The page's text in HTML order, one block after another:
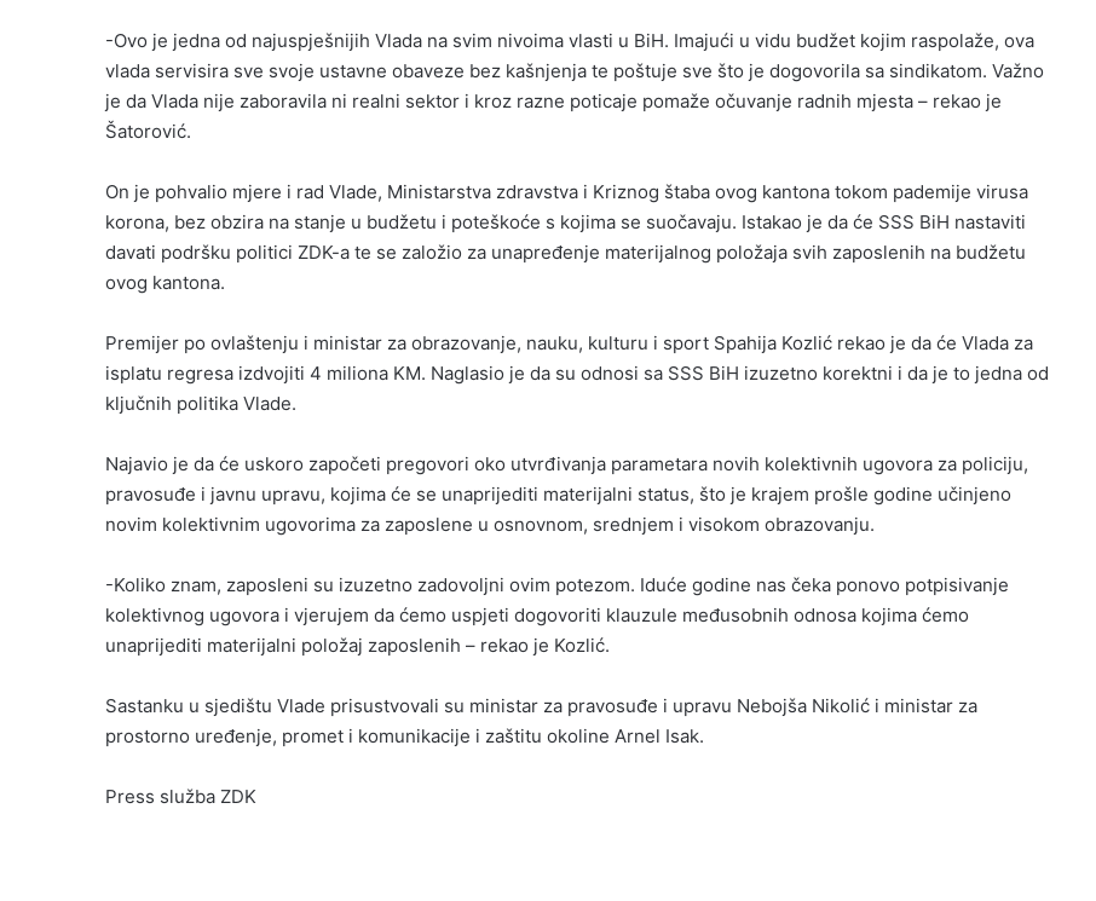
-Ovo je jedna od najuspješnijih Vlada na svim nivoima vlasti u BiH. Imajući u vidu budžet kojim raspolaže, ova
vlada servisira sve svoje ustavne obaveze bez kašnjenja te poštuje sve što je dogovorila sa sindikatom. Važno
je da Vlada nije zaboravila ni realni sektor i kroz razne poticaje pomaže očuvanje radnih mjesta – rekao je
Šatorović.
On je pohvalio mjere i rad Vlade, Ministarstva zdravstva i Kriznog štaba ovog kantona tokom pademije virusa
korona, bez obzira na stanje u budžetu i poteškoće s kojima se suočavaju. Istakao je da će SSS BiH nastaviti
davati podršku politici ZDK-a te se založio za unapređenje materijalnog položaja svih zaposlenih na budžetu
ovog kantona.
Premijer po ovlaštenju i ministar za obrazovanje, nauku, kulturu i sport Spahija Kozlić rekao je da će Vlada za
isplatu regresa izdvojiti 4 miliona KM. Naglasio je da su odnosi sa SSS BiH izuzetno korektni i da je to jedna od
ključnih politika Vlade.
Najavio je da će uskoro započeti pregovori oko utvrđivanja parametara novih kolektivnih ugovora za policiju,
pravosuđe i javnu upravu, kojima će se unaprijediti materijalni status, što je krajem prošle godine učinjeno
novim kolektivnim ugovorima za zaposlene u osnovnom, srednjem i visokom obrazovanju.
-Koliko znam, zaposleni su izuzetno zadovoljni ovim potezom. Iduće godine nas čeka ponovo potpisivanje
kolektivnog ugovora i vjerujem da ćemo uspjeti dogovoriti klauzule međusobnih odnosa kojima ćemo
unaprijediti materijalni položaj zaposlenih – rekao je Kozlić.
Sastanku u sjedištu Vlade prisustvovali su ministar za pravosuđe i upravu Nebojša Nikolić i ministar za
prostorno uređenje, promet i komunikacije i zaštitu okoline Arnel Isak.
Press služba ZDK